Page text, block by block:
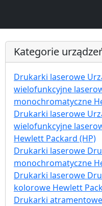
Kategorie
Drukarki laserowe
wielofunkcyjne
monochromatyczne
Drukarki laserowe
wielofunkcyjne
Hewlett Packard (HP)
Drukarki laserowe
monochromatyczne
Drukarki laserowe
kolorowe Hewlett
Drukarki